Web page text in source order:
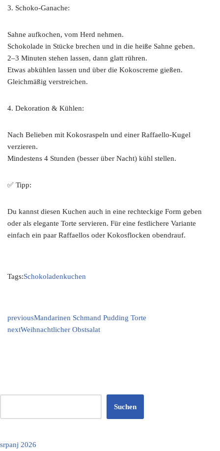
3. Schoko-Ganache:
Sahne aufkochen, vom Herd nehmen.
Schokolade in Stücke brechen und in die heiße Sahne geben.
2–3 Minuten stehen lassen, dann glatt rühren.
Etwas abkühlen lassen und über die Kokoscreme gießen.
Gleichmäßig verstreichen.
4. Dekoration & Kühlen:
Nach Belieben mit Kokosraspeln und einer Raffaello-Kugel
verzieren.
Mindestens 4 Stunden (besser über Nacht) kühl stellen.
✅ Tipp:
Du kannst diesen Kuchen auch in eine rechteckige Form geben
oder als elegante Torte servieren. Für eine festlichere Variante
einfach ein paar Raffaellos oder Kokosflocken obendrauf.
Tags:Schokoladenkuchen
previousMandarinen Schmand Pudding Torte
nextWeihnachtlicher Obstsalat
Suchen
srpanj 2026